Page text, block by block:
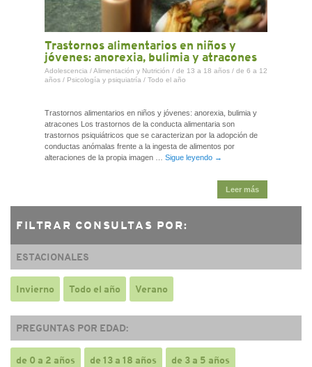
Trastornos alimentarios en niños y
jóvenes: anorexia, bulimia y atracones
Adolescencia /Alimentación y Nutrición / de 13 a 18 años / de 6 a 12
años / Psicología y psiquiatría / Todo el año
Trastornos alimentarios en niños y jóvenes: anorexia, bulimia y
atracones Los trastornos de la conducta alimentaria son
trastornos psiquiátricos que se caracterizan por la adopción de
conductas anómalas frente a la ingesta de alimentos por
alteraciones de la propia imagen … Sigue leyendo →
Leer más
FILTRAR CONSULTAS POR:
ESTACIONALES
Invierno Todo el año Verano
PREGUNTAS POR EDAD:
de 0 a 2 años de 13 a 18 años de 3 a 5 años